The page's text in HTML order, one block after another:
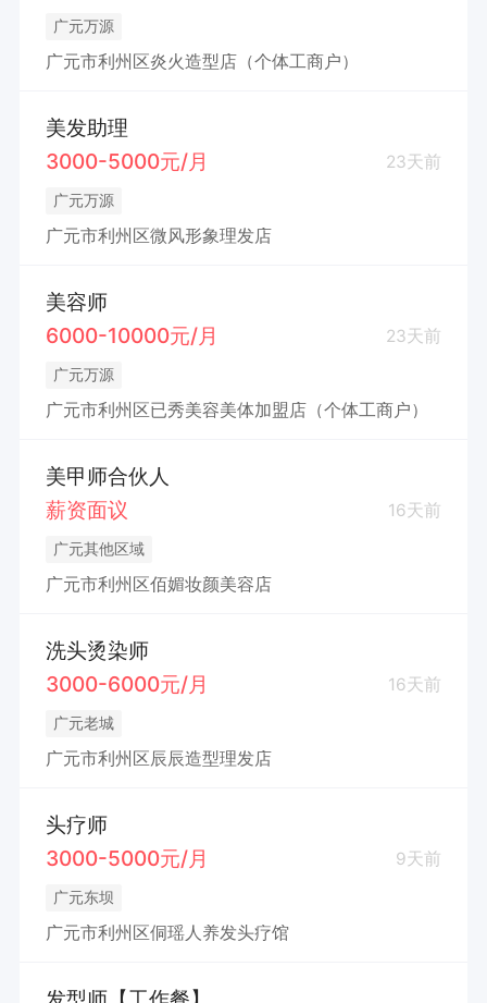
广元万源
广元市利州区炎火造型店（个体工商户）
美发助理
3000-5000元/月
23天前
广元万源
广元市利州区微风形象理发店
美容师
6000-10000元/月
23天前
广元万源
广元市利州区已秀美容美体加盟店（个体工商户）
美甲师合伙人
薪资面议
16天前
广元其他区域
广元市利州区佰媚妆颜美容店
洗头烫染师
3000-6000元/月
16天前
广元老城
广元市利州区辰辰造型理发店
头疗师
3000-5000元/月
9天前
广元东坝
广元市利州区侗瑶人养发头疗馆